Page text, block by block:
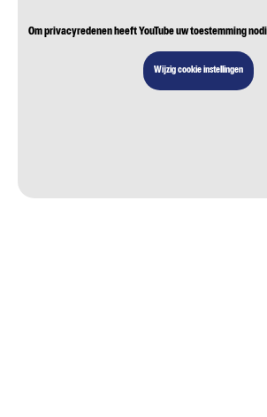
Om privacyredenen heeft YouTube uw toestemming
Wijzig cookie instellingen